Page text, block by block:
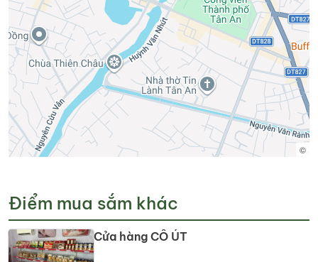
©
Điểm mua sắm khác
Cửa hàng CÔ ÚT